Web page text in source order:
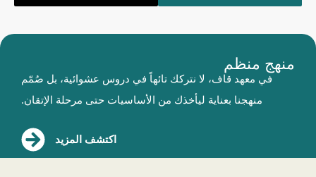
منهج منظم
في معهد قاف، لا نتركك تائهاً في دروس عشوائية، بل صُمّم
منهجنا بعناية ليأخذك من الأساسيات حتى مرحلة الإتقان.
اكتشف المزيد